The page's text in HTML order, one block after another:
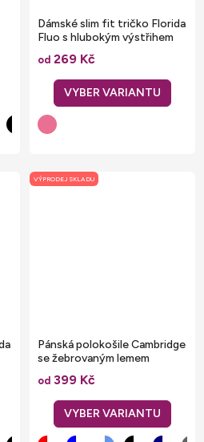
Dámské slim fit tričko Florida
Fluo s hlubokým výstřihem
od 269 Kč
VÝPRODEJ SKLADU
Pánská polokošile Cambridge
se žebrovaným lemem
od 399 Kč